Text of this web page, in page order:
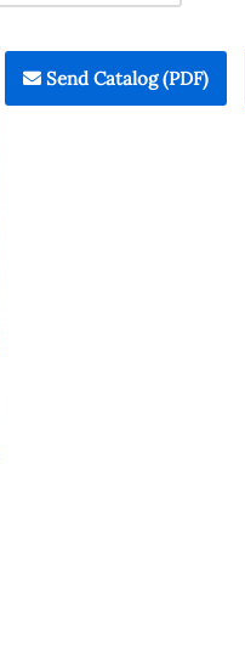
Send Catalog (PDF)